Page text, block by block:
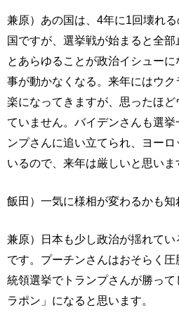
兼原）あの国は、4年に1回壊れ
国ですが、選挙戦が始まると全
とあらゆることが政治イシュー
事が動かなくなる。来年にはウ
楽になってきますが、思ったほ
ていません。バイデンさんも選
ンプさんに追い立てられ、ヨー
いるので、来年は厳しいと思いま
飯田）一気に様相が変わるかも知
兼原）日本も少し政治が揺れて
です。プーチンさんはおそらく
統領選挙でトランプさんが勝っ
ラポン」になると思います。